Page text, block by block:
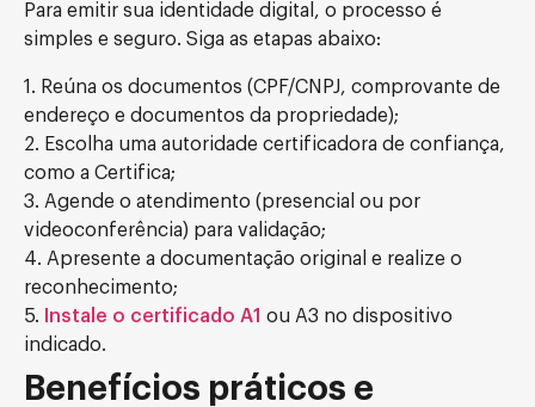
Para emitir sua identidade digital, o processo é
simples e seguro. Siga as etapas abaixo:
1. Reúna os documentos (CPF/CNPJ, comprovante de
endereço e documentos da propriedade);
2. Escolha uma autoridade certificadora de confiança,
como a Certifica;
3. Agende o atendimento (presencial ou por
videoconferência) para validação;
4. Apresente a documentação original e realize o
reconhecimento;
5.
Instale o certificado A1 ou A3 no dispositivo
indicado.
Benefícios práticos e